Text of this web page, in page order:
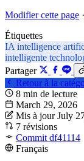
Modifier cette page ·
Étiquettes
IA intelligence
intelligente
Partager
Retour à la
8 min de lecture
March 29, 2026
Mis à jour July
7 révisions
Commit df41114
Français